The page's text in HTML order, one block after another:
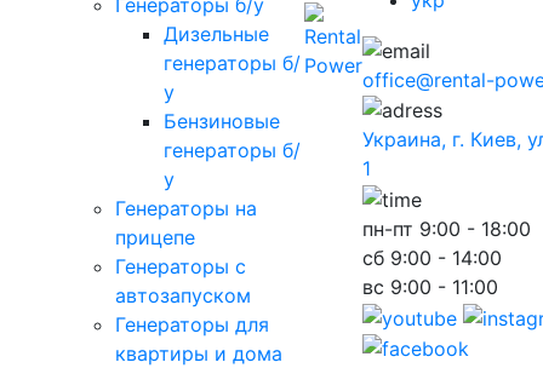
Дизельные
генераторы б/
у
Бензиновые
генераторы б/
у
Генераторы на
прицепе
Генераторы с
автозапуском
Генераторы для
квартиры и дома
office@rental-
Украина, г. Киев,
1
пн-пт 9:00 - 18:00
сб 9:00 - 14:00
вс 9:00 - 11:00